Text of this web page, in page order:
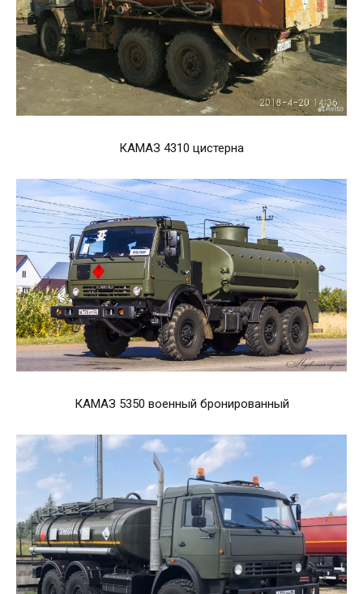
КАМАЗ 4310 цистерна
КАМАЗ 5350 военный бронированный